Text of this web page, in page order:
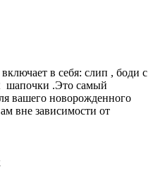
в себя: слип , боди с
шапочки .Это самый
вашего новорожденного
вне зависимости от